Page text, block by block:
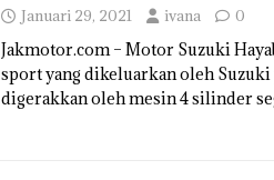
Januari 29, 2021 ivana 0
Jakmotor.com – Motor Suzuki
sport yang dikeluarkan oleh Suzuki
digerakkan oleh mesin 4 silinder